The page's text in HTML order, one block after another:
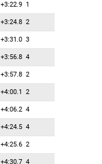
+3:22.9 1
+3:24.8 2
+3:31.0 3
+3:56.8 4
+3:57.8 2
+4:00.1 2
+4:06.2 4
+4:24.5 4
+4:25.6 2
+4:30.7 4